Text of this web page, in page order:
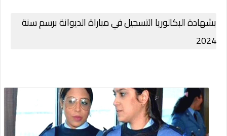
بشهادة البكالوريا التسجيل في مباراة الديوانة برسم سنة
2024